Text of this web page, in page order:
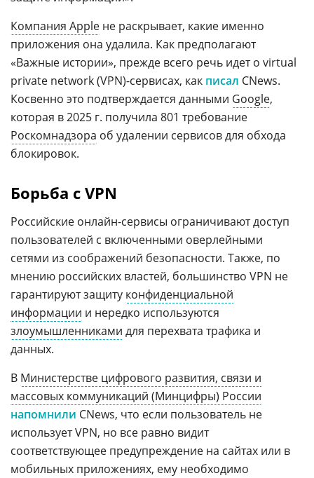
Компания Apple не раскрывает, какие именно
приложения она удалила. Как предполагают
«Важные истории», прежде всего речь идет о virtual
private network (VPN)-сервисах, как писал CNews.
Косвенно это подтверждается данными Google,
которая в 2025 г. получила 801 требование
Роскомнадзора об удалении сервисов для обхода
блокировок.
Борьба с VPN
Российские онлайн-сервисы ограничивают доступ
пользователей с включенными оверлейными
сетями из соображений безопасности. Также, по
мнению российских властей, большинство VPN не
гарантируют защиту конфиденциальной
информации и нередко используются
злоумышленниками для перехвата трафика и
данных.
В Министерстве цифрового развития, связи и
массовых коммуникаций (Минцифры) России
напомнили CNews, что если пользователь не
использует VPN, но все равно видит
соответствующее предупреждение на сайтах или в
мобильных приложениях, ему необходимо